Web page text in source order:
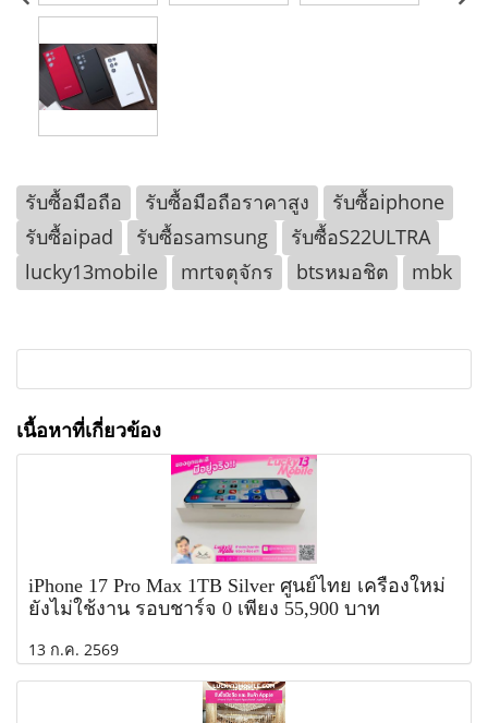
รับซื้อมือถือ รับซื้อมือถือราคาสูง
รับซื้อiphone
รับซื้อipad
รับซื้อsamsung
รับซื้อS22ULTRA
lucky13mobile
mrtจตุจักร btsหมอชิต mbk
เนื้อหาที่เกี่ยวข้อง
iPhone 17 Pro Max 1TB Silver ศูนย์ไทย เครื่องใหม่
ยังไม่ใช้งาน รอบชาร์จ 0 เพียง 55,900 บาท
13 ก.ค. 2569